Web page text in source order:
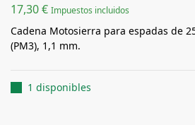
17,30€ Impuestos incluidos
Cadena Motosierra para espadas de
(PM3), 1,1 mm.
1 disponibles